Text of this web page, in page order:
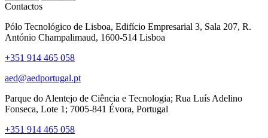
Contactos
Pólo Tecnológico de Lisboa, Edifício Empresarial 3, Sala 207, R.
António Champalimaud, 1600-514 Lisboa
+351 914 465 058
aed@aedportugal.pt
Parque do Alentejo de Ciência e Tecnologia; Rua Luís Adelino
Fonseca, Lote 1; 7005-841 Évora, Portugal
+351 914 465 058